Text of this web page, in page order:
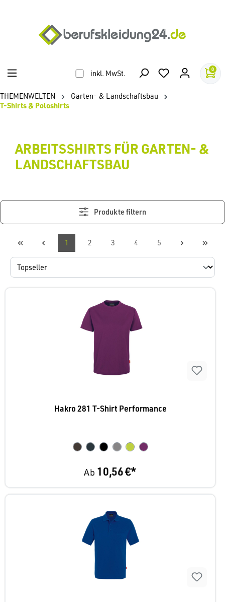
inkl. MwSt. 0
THEMENWELTEN
Garten- & Landschaftsbau
T-Shirts & Poloshirts
ARBEITSSHIRTS FÜR GARTEN- &
LANDSCHAFTSBAU
Produkte filtern
1 2 3 4 5
Hakro 281 T-Shirt Performance
Ab 10,56 €*